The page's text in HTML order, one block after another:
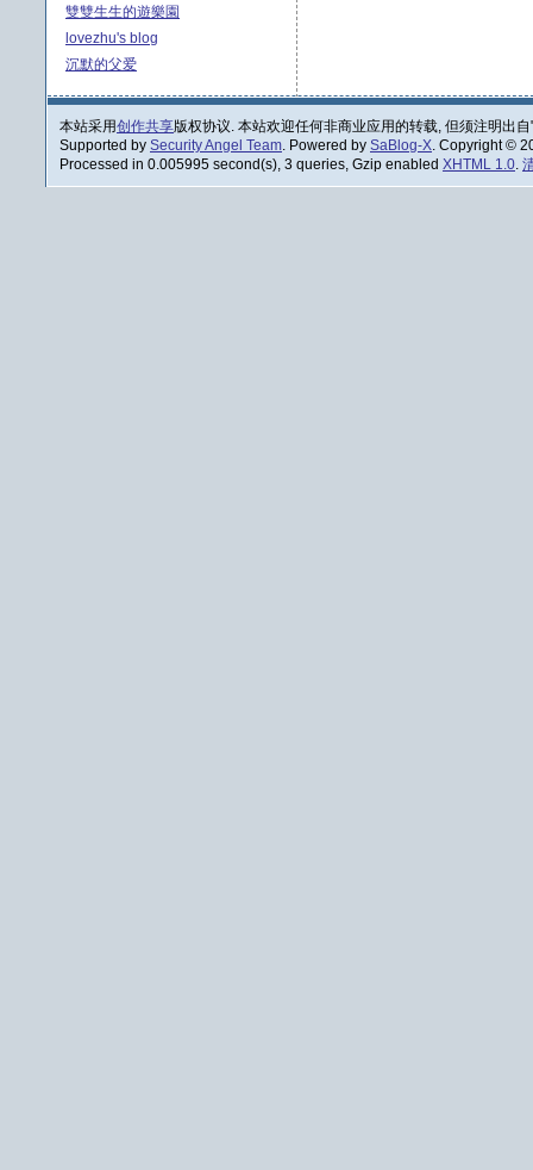
雙雙生生的遊樂園
lovezhu's blog
沉默的父爱
本站采用创作共享版权协议. 本站欢迎任何非商业应用的转载, 但须注明出自
Supported by Security Angel Team. Powered by SaBlog-X. Copyright ©
Processed in 0.005995 second(s), 3 queries, Gzip enabled XHTML 1.0.